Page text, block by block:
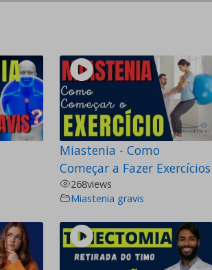
Miastenia - Como
Começar a Fazer Exercícios
268views
Miastenia gravis